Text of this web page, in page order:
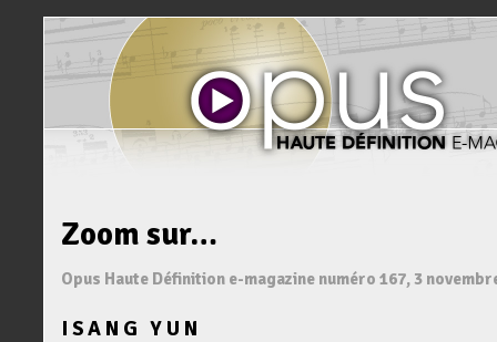
Zoom sur…
Opus Haute Définition e-magazine numéro 167, 3
ISANG YUN